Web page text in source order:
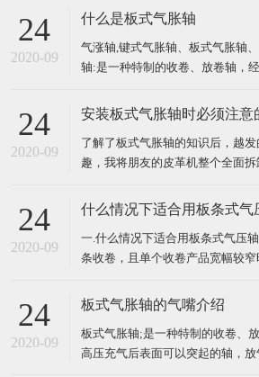
24
2020-09
什么是板式气胀轴
气涨轴,键式气胀轴、板式气胀轴、圆
轴:是一种特制的收卷、放卷轴，
胀轴、气压轴、膨胀轴、胀气轴、
需用户自备气源，空气压力控制
锁
24
2020-09
安装板式气胀轴时必须注意
了解了板式气胀轴的知识后，越
趣，我将朋友的皮革机整个全面
个时候发现怎么安装都安装不上，
注意事项，我们来一起了解一下！ ​ 一、了解板式气
胀轴装
24
2020-09
一.什么情况下适合用板条式气压轴？ 1.在产品需
条收卷，且单个收卷产品宽幅较窄时； 2.在产
筒壁厚较薄或质量不佳易变形时。 ​ 二.在用使板条式
压持续充足；
24
2020-09
板式气胀轴的气嘴介绍
板式气胀轴;是一种特制的收卷、
高压充气后表面可以突起的轴，放